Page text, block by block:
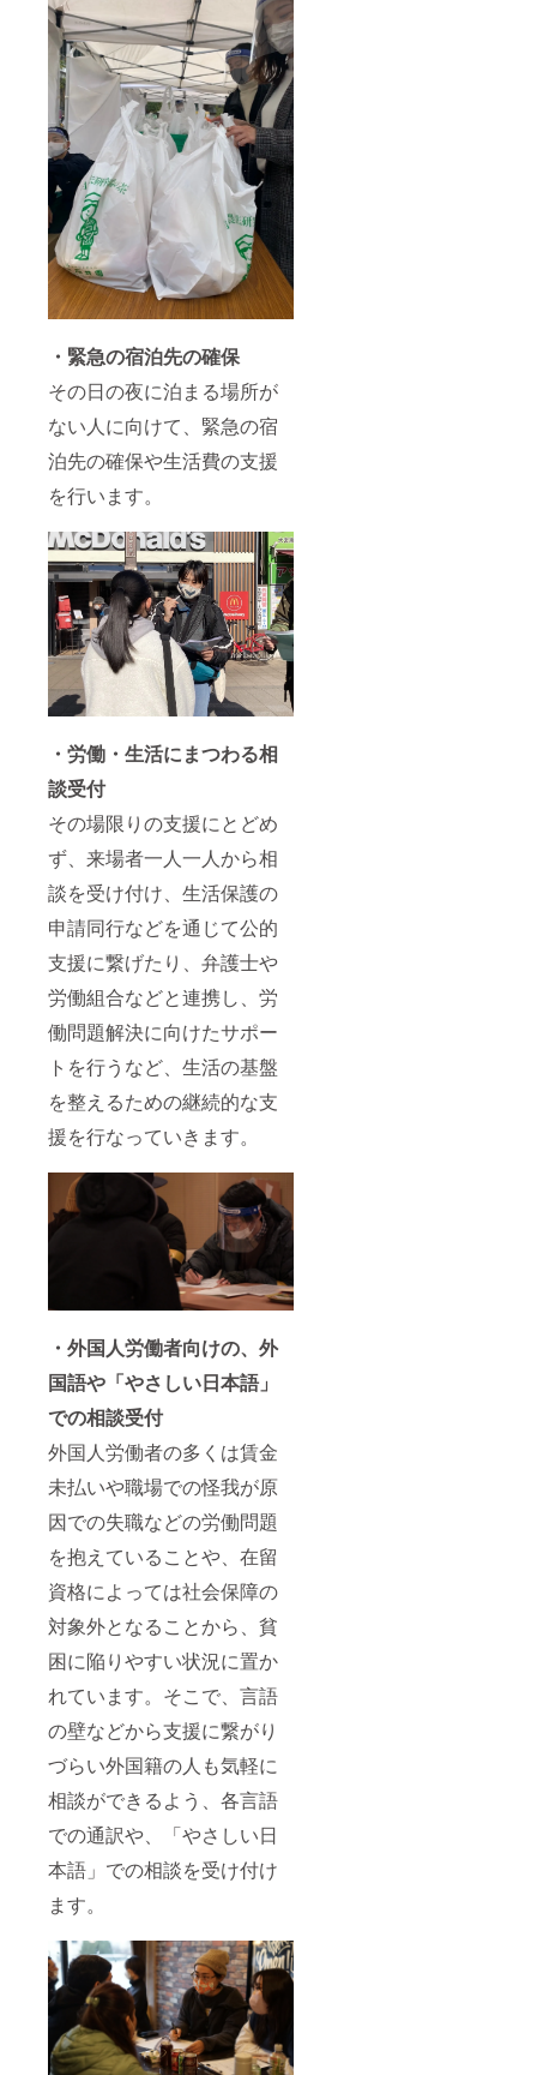
・緊急の宿泊先の確保
その日の夜に泊まる場所が
ない人に向けて、緊急の宿
泊先の確保や生活費の支援
を行います。
・労働・生活にまつわる相
談受付
その場限りの支援にとどめ
ず、来場者一人一人から相
談を受け付け、生活保護の
申請同行などを通じて公的
支援に繋げたり、弁護士や
労働組合などと連携し、労
働問題解決に向けたサポー
トを行うなど、生活の基盤
を整えるための継続的な支
援を行なっていきます。
・外国人労働者向けの、外
国語や「やさしい日本語」
での相談受付
外国人労働者の多くは賃金
未払いや職場での怪我が原
因での失職などの労働問題
を抱えていることや、在留
資格によっては社会保障の
対象外となることから、貧
困に陥りやすい状況に置か
れています。そこで、言語
の壁などから支援に繋がり
づらい外国籍の人も気軽に
相談ができるよう、各言語
での通訳や、「やさしい日
本語」での相談を受け付け
ます。